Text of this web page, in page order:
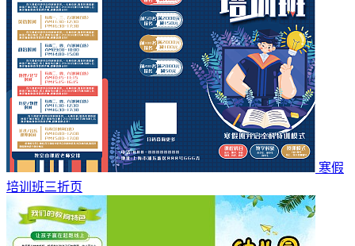
寒假
培训班三折页